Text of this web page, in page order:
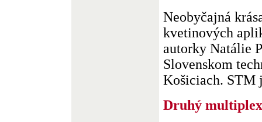
Neobyčajná
kvetinových
autorky Natálie
Slovenskom
Košiciach. STM
Druhý multiplex